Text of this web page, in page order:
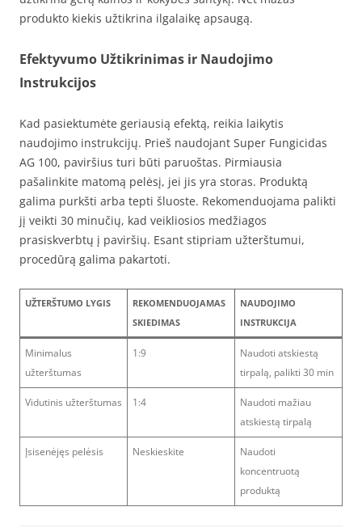
produkto kiekis užtikrina ilgalaikę apsaugą.
Efektyvumo Užtikrinimas ir Naudojimo
Instrukcijos
Kad pasiektumėte geriausią efektą, reikia laikytis
naudojimo instrukcijų. Prieš naudojant Super Fungicidas
AG 100, paviršius turi būti paruoštas. Pirmiausia
pašalinkite matomą pelėsį, jei jis yra storas. Produktą
galima purkšti arba tepti šluoste. Rekomenduojama palikti
jį veikti 30 minučių, kad veikliosios medžiagos
prasiskverbtų į paviršių. Esant stipriam užterštumui,
procedūrą galima pakartoti.
UŽTERŠTUMO LYGIS
REKOMENDUOJAMAS
SKIEDIMAS
NAUDOJIMO
INSTRUKCIJA
Minimalus
užterštumas
1:9
Naudoti atskiestą
tirpalą, palikti 30 min
Vidutinis užterštumas 1:4
Naudoti mažiau
atskiestą tirpalą
Įsisenėjęs pelėsis Neskieskite
Naudoti
koncentruotą
produktą